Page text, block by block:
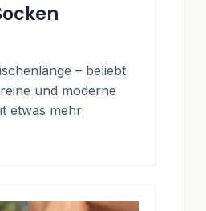
– beliebt
und moderne
etwas mehr